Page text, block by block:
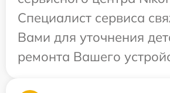
Специалист сервиса
Вами для уточнения
ремонта Вашего